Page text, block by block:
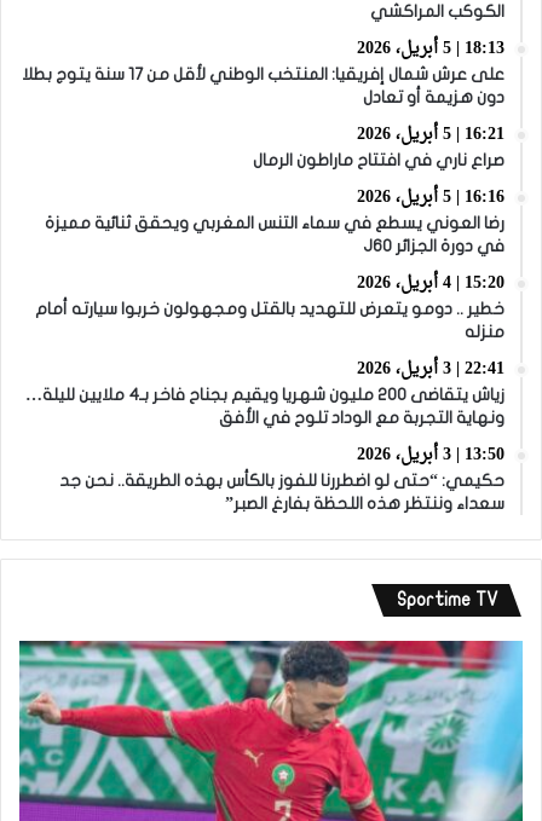
الكوكب المراكشي
18:13 | 5 أبريل، 2026
على عرش شمال إفريقيا: المنتخب الوطني لأقل من 17 سنة يتوج بطلا
دون هزيمة أو تعادل
16:21 | 5 أبريل، 2026
صراع ناري في افتتاح ماراطون الرمال
16:16 | 5 أبريل، 2026
رضا العوني يسطع في سماء التنس المغربي ويحقق ثنائية مميزة
في دورة الجزائر J60
15:20 | 4 أبريل، 2026
خطير .. دومو يتعرض للتهديد بالقتل ومجهولون خربوا سيارته أمام
منزله
22:41 | 3 أبريل، 2026
زياش يتقاضى 200 مليون شهريا ويقيم بجناح فاخر بـ4 ملايين لليلة…
ونهاية التجربة مع الوداد تلوح في الأفق
13:50 | 3 أبريل، 2026
حكيمي: “حتى لو اضطررنا للفوز بالكأس بهذه الطريقة.. نحن جد
سعداء وننتظر هذه اللحظة بفارغ الصبر”
Sportime TV